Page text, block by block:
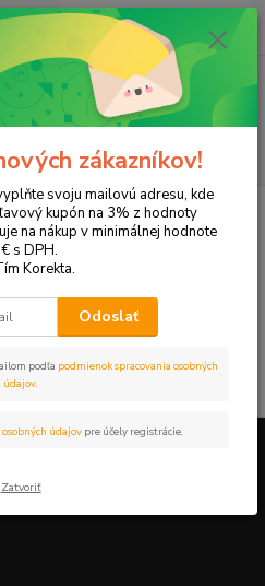
Hľadať
ks
za 0,00 EUR
Hewlett Packard
HP DeskJet
žiadny tovar.
zákazníkov!
svoju mailovú adresu, kde
kupón na 3% z hodnoty
na nákup v minimálnej hodnote
s DPH.
Korekta.
Odoslať
podľa podmienok spracovania osobných
údajov.
údajov pre účely registrácie.
Zatvoriť